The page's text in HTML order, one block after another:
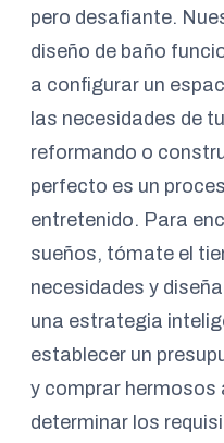
pero desafiante.
diseño de baño
a configurar un
las necesidades de
reformando o
perfecto es un
entretenido. Para
sueños, tómate el
necesidades y
una estrategia
establecer un
y comprar
determinar los